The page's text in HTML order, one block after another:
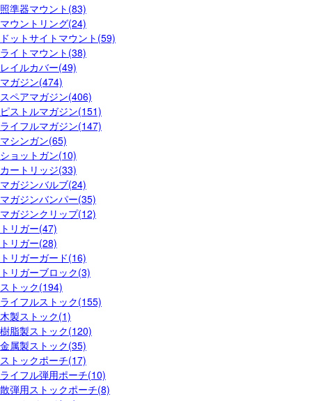
照準器マウント(83)
マウントリング(24)
ドットサイトマウント(59)
ライトマウント(38)
レイルカバー(49)
マガジン(474)
スペアマガジン(406)
ピストルマガジン(151)
ライフルマガジン(147)
マシンガン(65)
ショットガン(10)
カートリッジ(33)
マガジンバルブ(24)
マガジンバンパー(35)
マガジンクリップ(12)
トリガー(47)
トリガー(28)
トリガーガード(16)
トリガーブロック(3)
ストック(194)
ライフルストック(155)
木製ストック(1)
樹脂製ストック(120)
金属製ストック(35)
ストックポーチ(17)
ライフル弾用ポーチ(10)
散弾用ストックポーチ(8)